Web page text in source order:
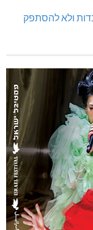
ולא להסתפק